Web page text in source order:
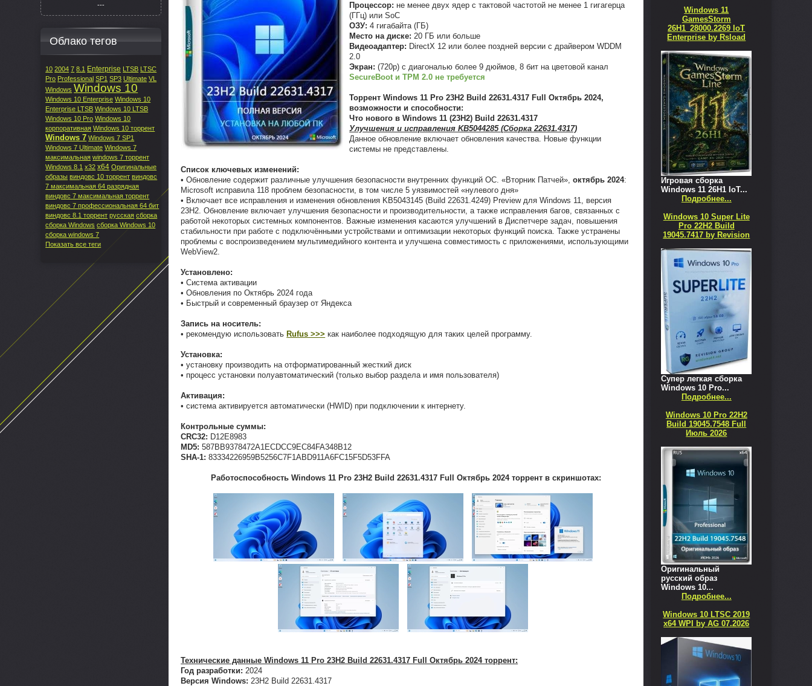
Процессор: не менее двух ядер с тактовой частотой не менее 1 гигагерца
(ГГц) или SoC
ОЗУ: 4 гигабайта (ГБ)
Место на диске: 20 ГБ или больше
Видеоадаптер: DirectX 12 или более поздней версии с драйвером WDDM
2.0
Экран: (720p) с диагональю более 9 дюймов, 8 бит на цветовой канал
SecureBoot и TPM 2.0 не требуется
Торрент Windows 11 Pro 23H2 Build 22631.4317 Full Октябрь 2024,
возможности и способности:
Что нового в Windows 11 (23H2) Build 22631.4317
Улучшения и исправления KB5044285 (Сборка 22631.4317)
Данное обновление включает обновления качества. Новые функции
системы не представлены.
Список ключевых изменений:
• Обновление содержит различные улучшения безопасности внутренних функций ОС. «Вторник Патчей»,октябрь 2024:
Microsoft исправила 118 проблем безопасности, в том числе 5 уязвимостей «нулевого дня»
• Включает все исправления и изменения обновления KB5043145 (Build 22631.4249) Preview для Windows 11, версия
23H2. Обновление включает улучшения безопасности и производительности, а также исправления багов, связанных с
работой некоторых системных компонентов. Важные изменения касаются улучшений в Диспетчере задач, повышения
стабильности при работе с подключёнными устройствами и оптимизации некоторых функций поиска. Также устранены
проблемы с воспроизведением мультимедийного контента и улучшена совместимость с приложениями, использующими
WebView2.
Установлено:
• Система активации
• Обновления по Октябрь 2024 года
• Быстрый и современный браузер от Яндекса
Запись на носитель:
• рекомендую использовать Rufus >>> как наиболее подходящую для таких целей программу.
Установка:
• установку производить на отформатированный жесткий диск
• процесс установки полуавтоматический (только выбор раздела и имя пользователя)
Активация:
• система активируется автоматически (HWID) при подключении к интернету.
Контрольные суммы:
CRC32: D12E8983
MD5: 587BB9378472A1ECDCC9EC84FA348B12
SHA-1: 83334226959B5256C7F1ABD911A6FC15F5D53FFA
Работоспособность Windows 11 Pro 23H2 Build 22631.4317 Full Октябрь 2024 торрент в скриншотах:
Технические данные Windows 11 Pro 23H2 Build 22631.4317 Full Октябрь 2024 торрент:
Год разработки: 2024
Версия Windows: 23H2 Build 22631.4317
Windows 11
GamesStorm
26H1_28000.2269 IoT
Enterprise by Rsload
Игровая сборка
Windows 11 26H1 IoT...
Подробнее...
Windows 10 Super Lite
Pro 22H2 Build
19045.7417 by Revision
Супер легкая сборка
Windows 10 Pro...
Подробнее...
Windows 10 Pro 22H2
Build 19045.7548 Full
Июль 2026
Оригинальный
русский образ
Windows 10...
Подробнее...
Windows 10 LTSC 2019
x64 WPI by AG 07.2026
---
Облако тегов
10 2004 7 8.1 Enterprise LTSB LTSC
Pro Professional SP1 SP3 Ultimate VL
Windows Windows 10
Windows 10 Enterprise Windows 10
Enterprise LTSB Windows 10 LTSB
Windows 10 Pro Windows 10
корпоративная Windows 10 торрент
Windows 7 Windows 7 SP1
Windows 7 Ultimate Windows 7
максимальная windows 7 торрент
Windows 8.1 x32 x64 Оригинальные
образы виндовс 10 торрент виндовс
7 максимальная 64 разрядная
виндовс 7 максимальная торрент
виндовс 7 профессиональная 64 бит
виндовс 8.1 торрент русская сборка
сборка Windows сборка Windows 10
сборка windows 7
Показать все теги